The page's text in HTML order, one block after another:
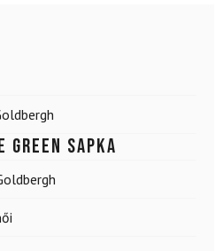
Green sapka